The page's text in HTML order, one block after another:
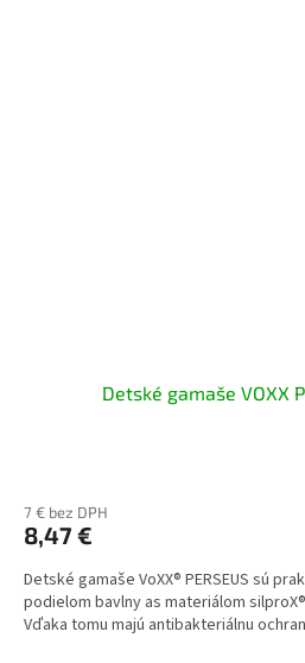
Detské gamaše VOXX
7 € bez DPH
8,47 €
Detské gamaše VoXX® PERSEUS sú
podielom bavlny as materiálom
Vďaka tomu majú antibakteriálnu